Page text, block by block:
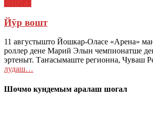
Йӱр вошт
11 августышто Йошкар-Оласе «Арена»
роллер дене Марий Элын чемпионатше
эртеныт. Таҥасымаште регионна, Чуваш
лудаш…
Шочмо кундемым аралаш шогал